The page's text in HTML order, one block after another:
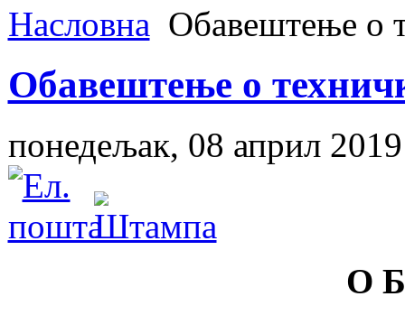
Насловна Обавештење о
Обавештење о
понедељак, 08 април
О